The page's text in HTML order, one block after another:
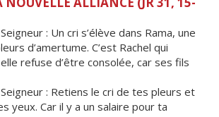
: Un cri s’élève dans Rama, une
d’amertume. C’est Rachel qui
refuse d’être consolée, car ses fils
: Retiens le cri de tes pleurs et
yeux. Car il y a un salaire pour ta